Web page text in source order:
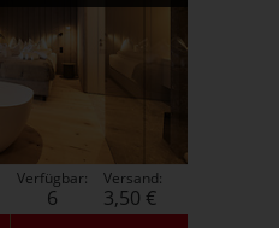
Verfügbar:
6
Versand:
3,50 €